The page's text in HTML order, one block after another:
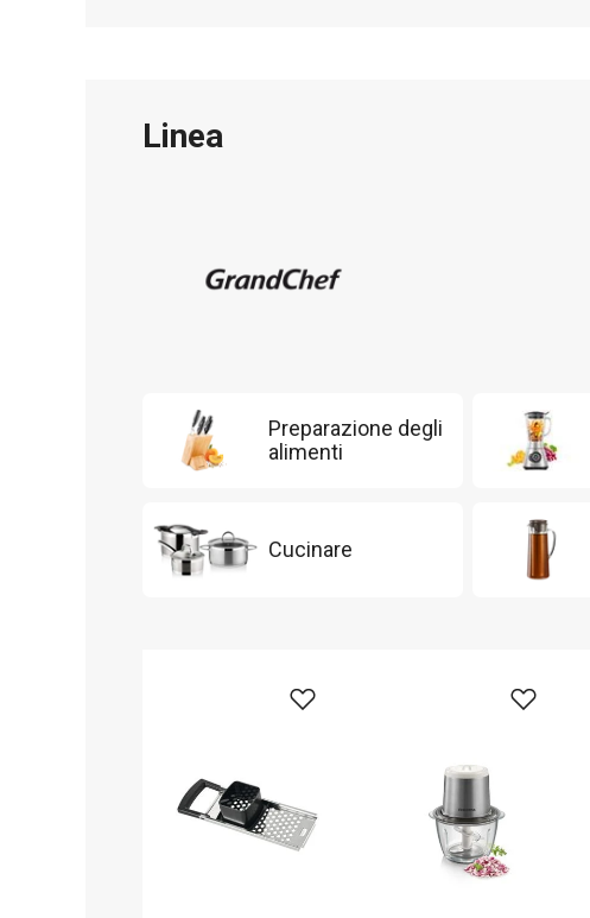
Linea
Preparazione degli
alimenti
Cucinare